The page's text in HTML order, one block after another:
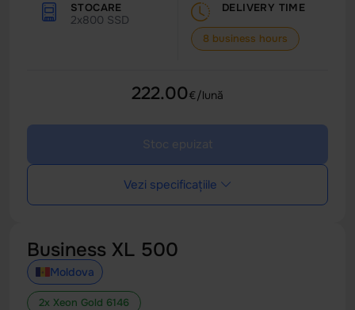
STOCARE
2x800 SSD
DELIVERY TIME
8 business hours
222.00€/lună
Stoc epuizat
Vezi specificațiile
Business XL 500
Moldova
2x Xeon Gold 6146